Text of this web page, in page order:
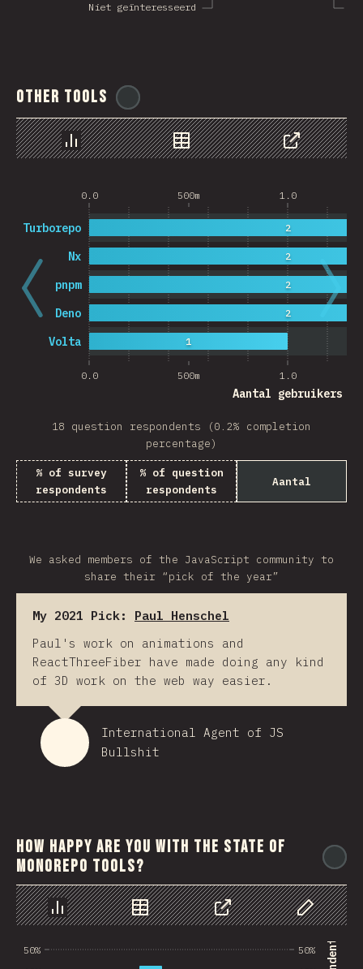
Niet geïnteresseerd
Other Tools
Chart Data Share
0.0 500m 1.0
0.0 500m 1.0
Aantal gebruikers
Volta
Deno
pnpm
Nx
Turborepo
1
2
2
2
2
18 question respondents (0.2% completion
percentage)
% of survey
respondents
% of question
respondents
Aantal
We asked members of the JavaScript community to
share their “pick of the year”
My 2021 Pick: Paul Henschel
Paul's work on animations and
ReactThreeFiber have made doing any kind
of 3D work on the web way easier.
International Agent of JS
Bullshit
How happy are you with the state of
monorepo tools?
Chart Data Share Customize
50%
50%